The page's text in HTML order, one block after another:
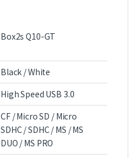
Box2s Q10-GT
Black / White
High Speed USB 3.0
CF / Micro SD / Micro
SDHC / SDHC / MS / MS
DUO / MS PRO